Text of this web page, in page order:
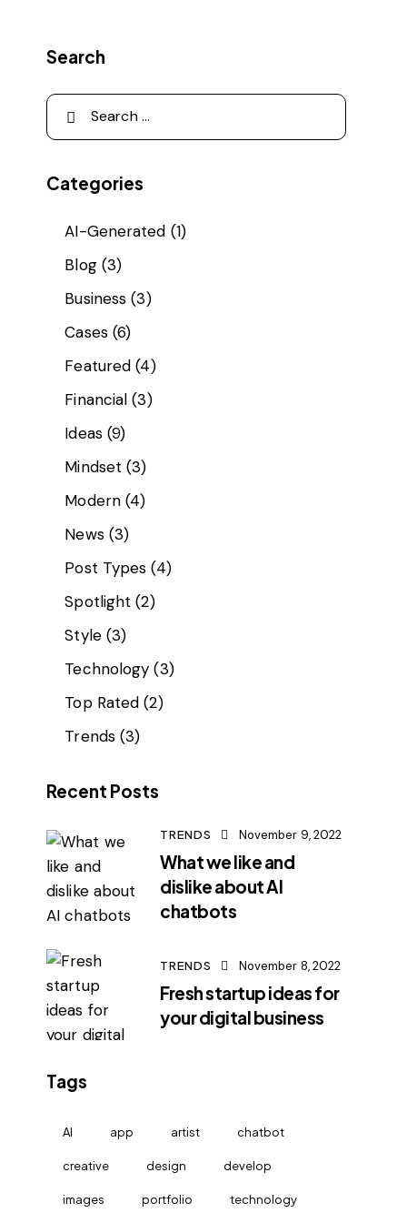
Search
Categories
AI-Generated (1)
Blog(3)
Business (3)
Cases(6)
Featured (4)
Financial (3)
Ideas(9)
Mindset (3)
Modern (4)
News(3)
Post Types (4)
Spotlight (2)
Style(3)
Technology (3)
Top Rated (2)
Trends (3)
Recent Posts
TRENDS November 9, 2022
What we like and
dislike about AI
chatbots
TRENDS November 8, 2022
Fresh startup ideas for
your digital business
Tags
AI app artist chatbot
creative design develop
images portfolio technology